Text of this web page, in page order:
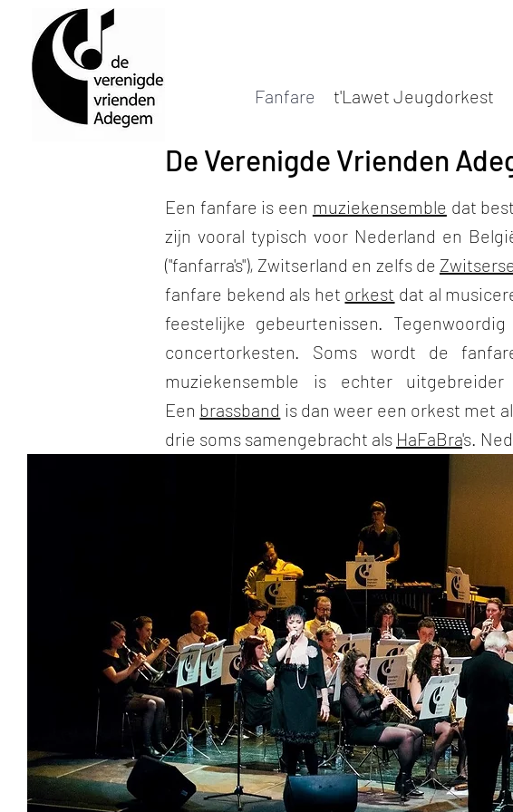
Fanfare t'Lawet Jeugdorkest
De Verenigde Vrienden
Een fanfare is een muziekensemble dat
zijn vooral typisch voor Nederland en
("fanfarra's"), Zwitserland en zelfs de
fanfare bekend als het orkest dat al
feestelijke gebeurtenissen.
concertorkesten. Soms wordt de
muziekensemble is echter
Een brassband is dan weer een orkest met
drie soms samengebracht als HaFaBra's.